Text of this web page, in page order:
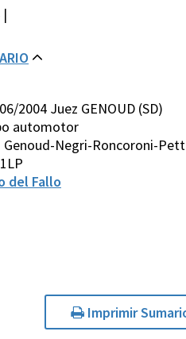
|
2004 Juez GENOUD (SD)
automotor
Negri-Roncoroni-
del Fallo
Imprimir